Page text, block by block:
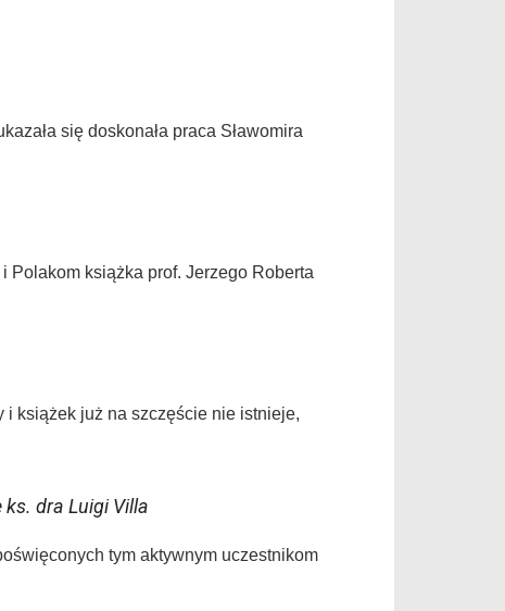
się doskonała praca Sławomira
Polakom książka prof. Jerzego Roberta
i książek już na szczęście nie istnieje,
dra Luigi Villa
tym aktywnym uczestnikom